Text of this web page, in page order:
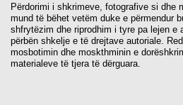
Përdorimi i shkrimeve, fotografive si dhe
mund të bëhet vetëm duke e përmendur
shfrytëzim dhe riprodhim i tyre pa lejen e
përbën shkelje e të drejtave autoriale.
mosbotimin dhe moskthminin e
materialeve të tjera të dërguara.